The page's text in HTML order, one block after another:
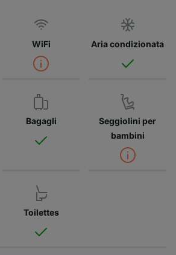
WiFi Aria condizionata
Bagagli
Seggiolini per
bambini
Toilettes